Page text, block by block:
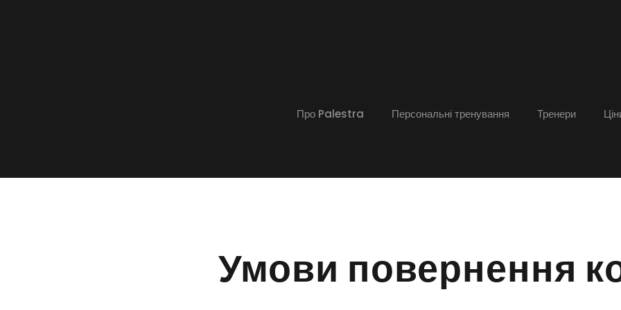
Про Palestra Персональні тренування Тренери
Умови повернення